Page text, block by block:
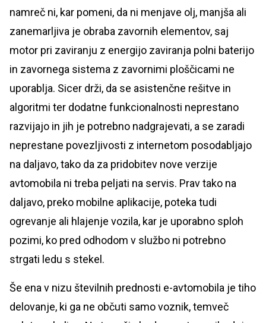
namreč ni, kar pomeni, da ni menjave olj, manjša ali
zanemarljiva je obraba zavornih elementov, saj
motor pri zaviranju z energijo zaviranja polni baterijo
in zavornega sistema z zavornimi ploščicami ne
uporablja. Sicer drži, da se asistenčne rešitve in
algoritmi ter dodatne funkcionalnosti neprestano
razvijajo in jih je potrebno nadgrajevati, a se zaradi
neprestane povezljivosti z internetom posodabljajo
na daljavo, tako da za pridobitev nove verzije
avtomobila ni treba peljati na servis. Prav tako na
daljavo, preko mobilne aplikacije, poteka tudi
ogrevanje ali hlajenje vozila, kar je uporabno sploh
pozimi, ko pred odhodom v službo ni potrebno
strgati ledu s stekel.
Še ena v nizu številnih prednosti e-avtomobila je tiho
delovanje, ki ga ne občuti samo voznik, temveč